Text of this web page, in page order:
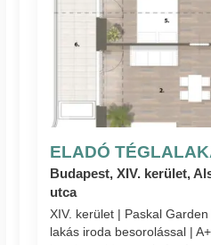
ELADÓ
Budapest, XIV. kerület,
utca
XIV. kerület | Paskal
lakás iroda besorolással |